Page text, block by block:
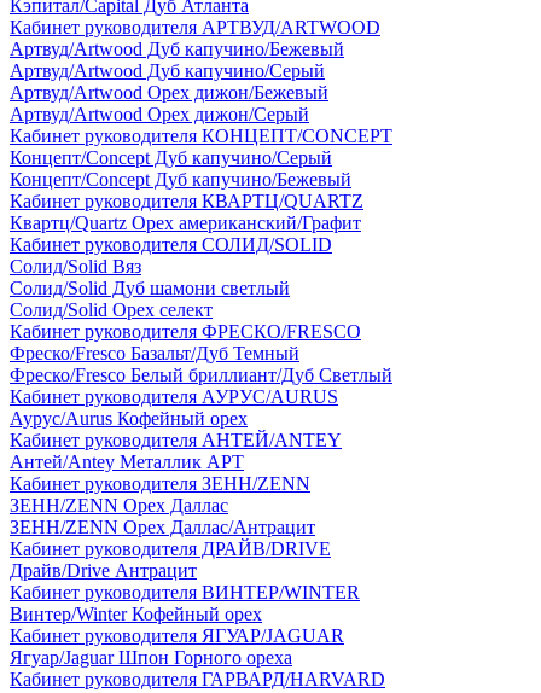
Кэпитал/Capital Дуб Атланта
Кабинет руководителя АРТВУД/ARTWOOD
Артвуд/Artwood Дуб капучино/Бежевый
Артвуд/Artwood Дуб капучино/Серый
Артвуд/Artwood Орех дижон/Бежевый
Артвуд/Artwood Орех дижон/Серый
Кабинет руководителя КОНЦЕПТ/CONCEPT
Концепт/Concept Дуб капучино/Серый
Концепт/Concept Дуб капучино/Бежевый
Кабинет руководителя КВАРТЦ/QUARTZ
Квартц/Quartz Орех американский/Графит
Кабинет руководителя СОЛИД/SOLID
Солид/Solid Вяз
Солид/Solid Дуб шамони светлый
Солид/Solid Орех селект
Кабинет руководителя ФРЕСКО/FRESCO
Фреско/Fresco Базальт/Дуб Темный
Фреско/Fresco Белый бриллиант/Дуб Светлый
Кабинет руководителя АУРУС/AURUS
Аурус/Aurus Кофейный орех
Кабинет руководителя АНТЕЙ/ANTEY
Антей/Antey Металлик АРТ
Кабинет руководителя ЗЕНН/ZENN
ЗЕНН/ZENN Орех Даллас
ЗЕНН/ZENN Орех Даллас/Антрацит
Кабинет руководителя ДРАЙВ/DRIVE
Драйв/Drive Антрацит
Кабинет руководителя ВИНТЕР/WINTER
Винтер/Winter Кофейный орех
Кабинет руководителя ЯГУАР/JAGUAR
Ягуар/Jaguar Шпон Горного ореха
Кабинет руководителя ГАРВАРД/HARVARD